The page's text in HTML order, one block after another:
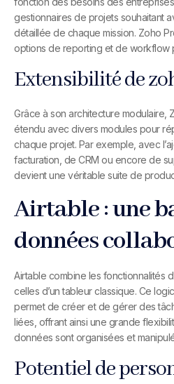
gestionnaires de projets souhaitant
détaillée de chaque mission. Zoho
options de reporting et de workflow
Extensibilité de
Grâce à son architecture modulaire,
étendu avec divers modules pour
chaque projet. Par exemple, avec
facturation, de CRM ou encore de
devient une véritable suite de
Airtable : une
données
Airtable combine les fonctionnalités
celles d’un tableur classique. Ce
permet de créer et de gérer des
liées, offrant ainsi une grande
données sont organisées et
Potentiel de